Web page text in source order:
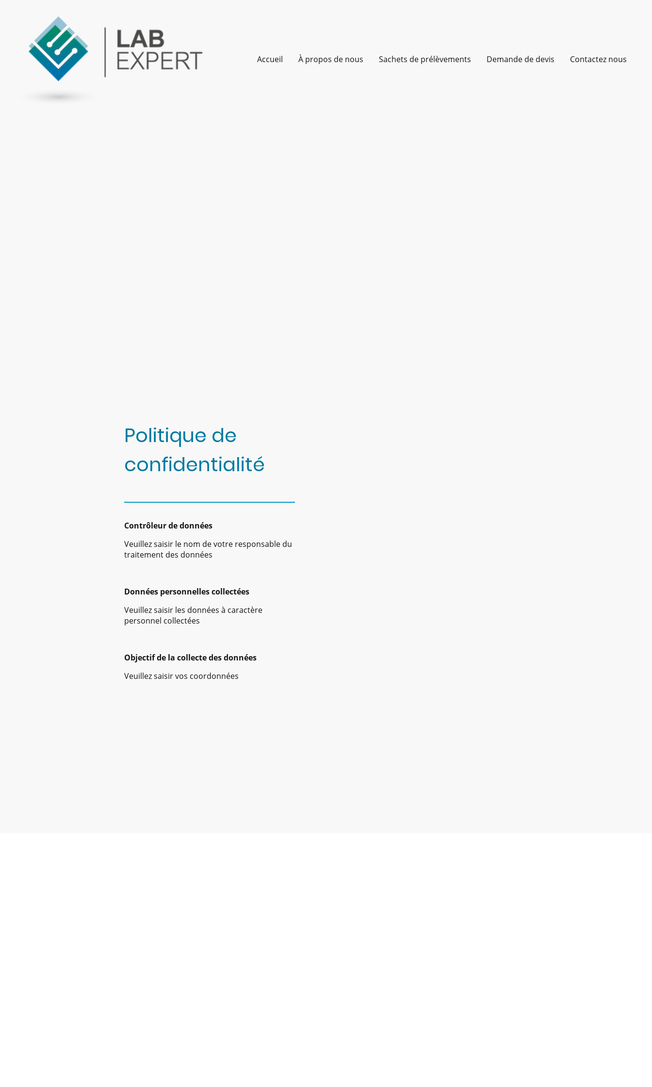
Accueil À propos de nous Sachets de prélèvements Demande de devis Contactez nous
Politique de
confidentialité
Contrôleur de données
Veuillez saisir le nom de votre responsable du
traitement des données
Données personnelles collectées
Veuillez saisir les données à caractère
personnel collectées
Objectif de la collecte des données
Veuillez saisir vos coordonnées